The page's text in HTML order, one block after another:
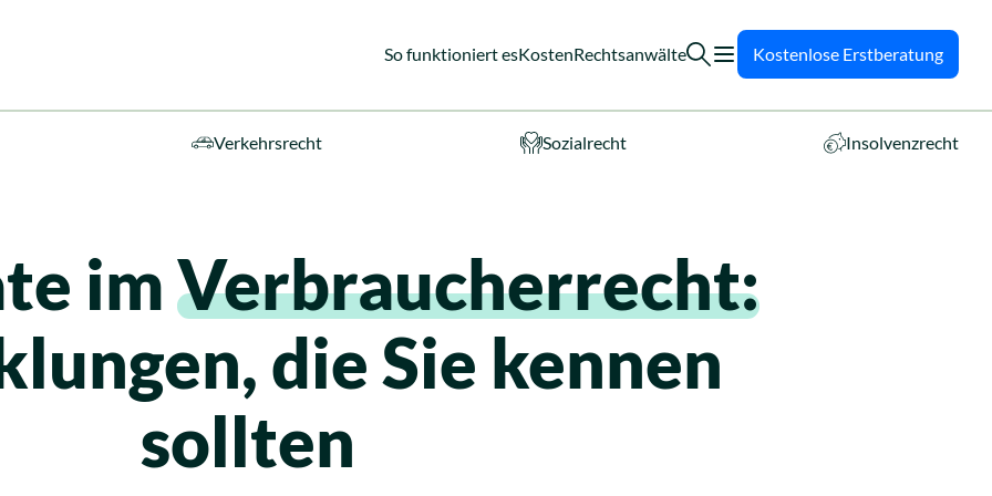
So funktioniert esKostenRechtsanwälte Kostenlose Erstberatung
Verkehrsrecht Sozialrecht Insolvenzrecht
imVerbraucherrecht:
die Sie kennen
sollten